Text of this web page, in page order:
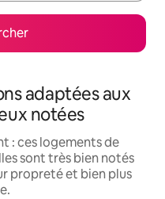
adaptées aux
notées
: ces logements de
sont très bien notés
propreté et bien plus